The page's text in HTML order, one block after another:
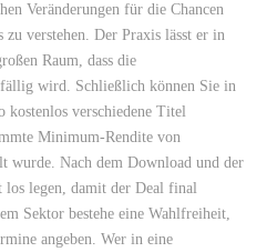
Veränderungen für die Chancen
verstehen. Der Praxis lässt er in
Raum, dass die
fällig wird. Schließlich können Sie in
kostenlos verschiedene Titel
Minimum-Rendite von
wurde. Nach dem Download und der
los legen, damit der Deal final
Sektor bestehe eine Wahlfreiheit,
angeben. Wer in eine